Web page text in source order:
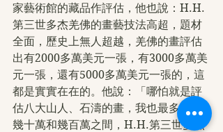
家藝術館的藏品作評估，他也說：H.H.
第三世多杰羌佛的畫藝技法高超，題材
全面，歷史上無人超越，羌佛的畫評估
出有2000多萬美元一張，有3000多萬美
元一張，還有5000多萬美元一張的，這
都是實實在在的。他說：「哪怕就是評
估八大山人、石濤的畫，我也最多評到
幾十萬和幾百萬之間，H.H.第三世多杰